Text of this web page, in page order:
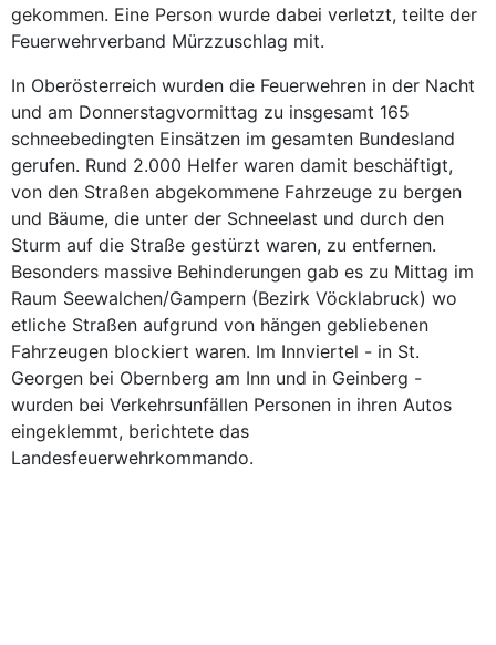
gekommen. Eine Person wurde dabei verletzt, teilte der
Feuerwehrverband Mürzzuschlag mit.
In Oberösterreich wurden die Feuerwehren in der Nacht
und am Donnerstagvormittag zu insgesamt 165
schneebedingten Einsätzen im gesamten Bundesland
gerufen. Rund 2.000 Helfer waren damit beschäftigt,
von den Straßen abgekommene Fahrzeuge zu bergen
und Bäume, die unter der Schneelast und durch den
Sturm auf die Straße gestürzt waren, zu entfernen.
Besonders massive Behinderungen gab es zu Mittag im
Raum Seewalchen/Gampern (Bezirk Vöcklabruck) wo
etliche Straßen aufgrund von hängen gebliebenen
Fahrzeugen blockiert waren. Im Innviertel - in St.
Georgen bei Obernberg am Inn und in Geinberg -
wurden bei Verkehrsunfällen Personen in ihren Autos
eingeklemmt, berichtete das
Landesfeuerwehrkommando.